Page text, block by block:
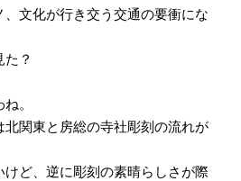
、文化が行き交う交通の要衝にな
？
。
関東と房総の寺社彫刻の流れが
けど、逆に彫刻の素晴らしさが際